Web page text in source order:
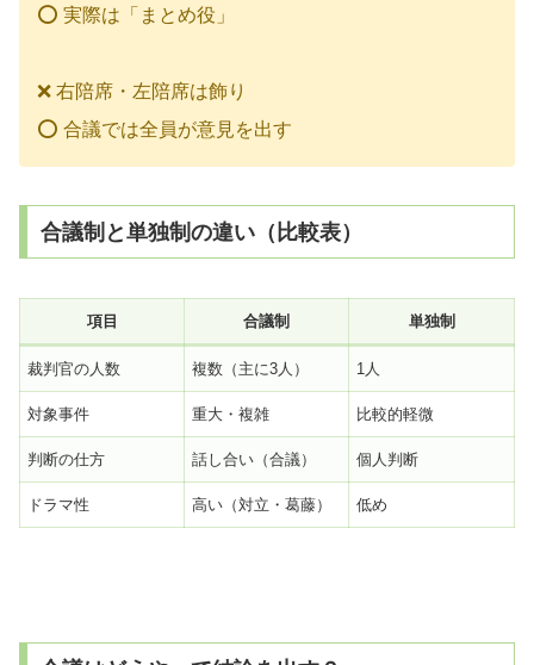
⭕ 実際は「まとめ役」
❌ 右陪席・左陪席は飾り
⭕ 合議では全員が意見を出す
合議制と単独制の違い（比較表）
項目 合議制 単独制
裁判官の人数 複数（主に3人） 1人
対象事件 重大・複雑 比較的軽微
判断の仕方 話し合い（合議） 個人判断
ドラマ性 高い（対立・葛藤） 低め